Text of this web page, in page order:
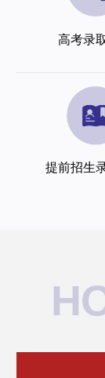
高考录
提前招生